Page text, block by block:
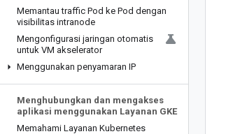
Memantau traffic Pod ke Pod dengan
visibilitas intranode
Mengonfigurasi jaringan otomatis
untuk VM akselerator
Menggunakan penyamaran IP
Menghubungkan dan mengakses
aplikasi menggunakan Layanan GKE
Memahami Layanan Kubernetes